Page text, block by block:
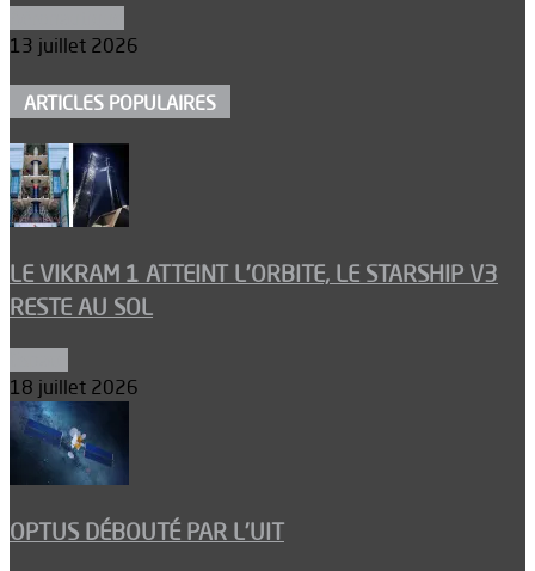
13 juillet 2026
ARTICLES POPULAIRES
LE VIKRAM 1 ATTEINT L’ORBITE, LE STARSHIP V3
RESTE AU SOL
18 juillet 2026
OPTUS DÉBOUTÉ PAR L’UIT